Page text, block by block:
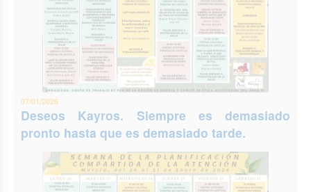
07/01/2026
Deseos Kayros. Siempre es demasiado
pronto hasta que es demasiado tarde.